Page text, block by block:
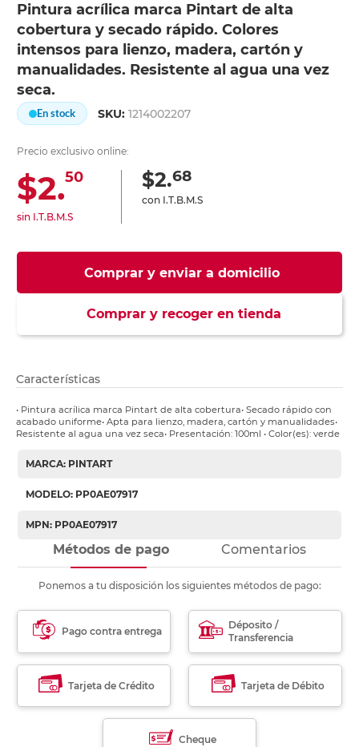
Pintura acrílica marca Pintart de alta
cobertura y secado rápido. Colores
intensos para lienzo, madera, cartón y
manualidades. Resistente al agua una vez
seca.
En stock SKU:1214002207
Precio exclusivo online:
$2.50
sin I.T.B.M.S
$2.68
con I.T.B.M.S
Comprar y enviar a domicilio
Comprar y recoger en tienda
Características
• Pintura acrílica marca Pintart de alta cobertura• Secado rápido con
acabado uniforme• Apta para lienzo, madera, cartón y manualidades•
Resistente al agua una vez seca• Presentación: 100ml • Color(es): verde
MARCA: PINTART
MODELO: PP0AE07917
MPN: PP0AE07917
Métodos de pago Comentarios
Ponemos a tu disposición los siguientes métodos de pago:
Pago contra entrega
Déposito /
Transferencia
Tarjeta de Crédito Tarjeta de Débito
Cheque